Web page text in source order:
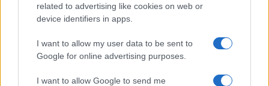
related to advertising like cookies on web or
device identifiers in apps.
I want to allow my user data to be sent to
Google for online advertising purposes.
I want to allow Google to send me
Bitcoin no comércio: volatilidade, infraestrutura e educação do
Rafael Oliveira · 10 ago 2026